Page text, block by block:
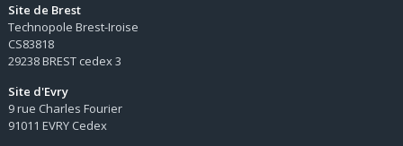
Site de Brest
Technopole Brest-Iroise
CS83818
29238 BREST cedex 3
Site d'Evry
9 rue Charles Fourier
91011 EVRY Cedex